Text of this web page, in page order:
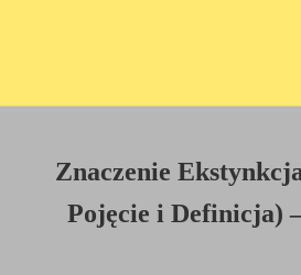
Znaczenie
Pojęcie i Definicja)